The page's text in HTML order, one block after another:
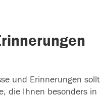
und Erinnerungen
die Ihnen besonders